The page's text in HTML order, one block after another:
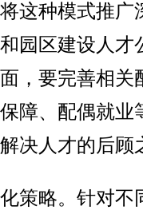
种模式推广
园区建设人才
，要完善相关
障、配偶就业
决人才的后顾
略。针对不